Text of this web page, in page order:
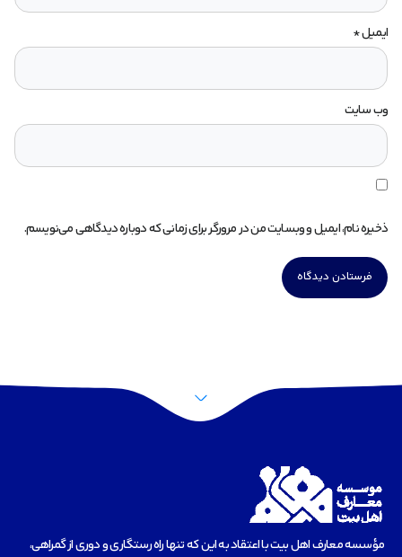
ایمیل*
وب‌ سایت
ذخیره نام، ایمیل و وبسایت من در مرورگر برای زمانی که دوباره دیدگاهی می‌نویسم.
مؤسسه‌ معارف اهل بیت با اعتقاد به این که تنها راه رستگاری و دوری از گمراهی،